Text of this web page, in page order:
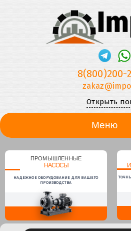
8(800)200-
Открыть
Меню
ПРОМЫШЛЕННЫЕ
НАСОСЫ
НАДЕЖНОЕ ОБОРУДОВАНИЕ ДЛЯ ВАШЕГО
ПРОИЗВОДСТВА